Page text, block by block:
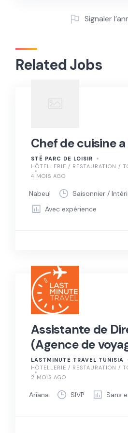
Signaler
Related Jobs
Chef de cuisine
STÉ PARC DE LOISIR
HÔTELLERIE / RESTAURATION /
4 MOIS AGO
Nabeul
Saisonnier /
Avec expérience
Assistante de
(Agence de
LASTMINUTE TRAVEL TUNISIA
HÔTELLERIE / RESTAURATION /
2 MOIS AGO
Ariana SIVP Sans